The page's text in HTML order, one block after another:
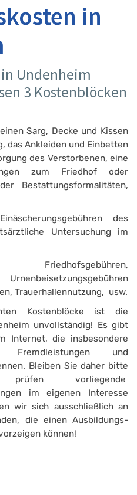
in
Undenheim
3 Kostenblöcken
Sarg, Decke und Kissen
das Ankleiden und Einbetten
des Verstorbenen, eine
zum Friedhof oder
Bestattungsform­alitäten,
des
Untersuchung im
Trauer­hallennutzung, usw.
Kostenblöcke ist die
unvollständig! Es gibt
Internet, die insbesondere
Fremdleistungen und
Bleiben Sie daher bitte
vorliegende
im eigenen Interesse
wir sich ausschließlich an
die einen Ausbildungs-
können!